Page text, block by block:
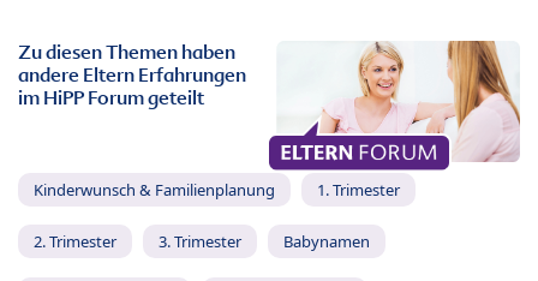
Zu diesen Themen haben
andere Eltern Erfahrungen
im HiPP Forum geteilt
Kinderwunsch & Familienplanung 1. Trimester
2. Trimester 3. Trimester Babynamen